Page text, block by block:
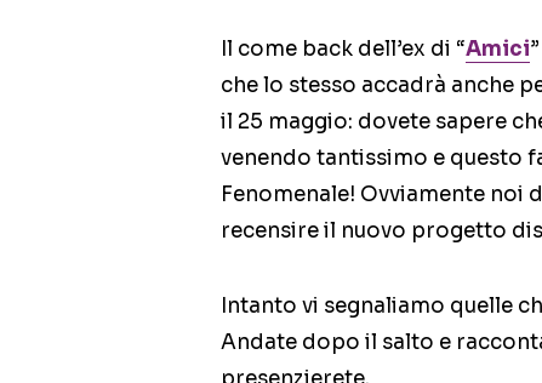
Il come back dell’ex di “Amici
che lo stesso accadrà anche
il 25 maggio: dovete sapere
venendo tantissimo e questo
Fenomenale! Ovviamente noi
recensire il nuovo progetto
Intanto vi segnaliamo quelle
Andate dopo il salto e